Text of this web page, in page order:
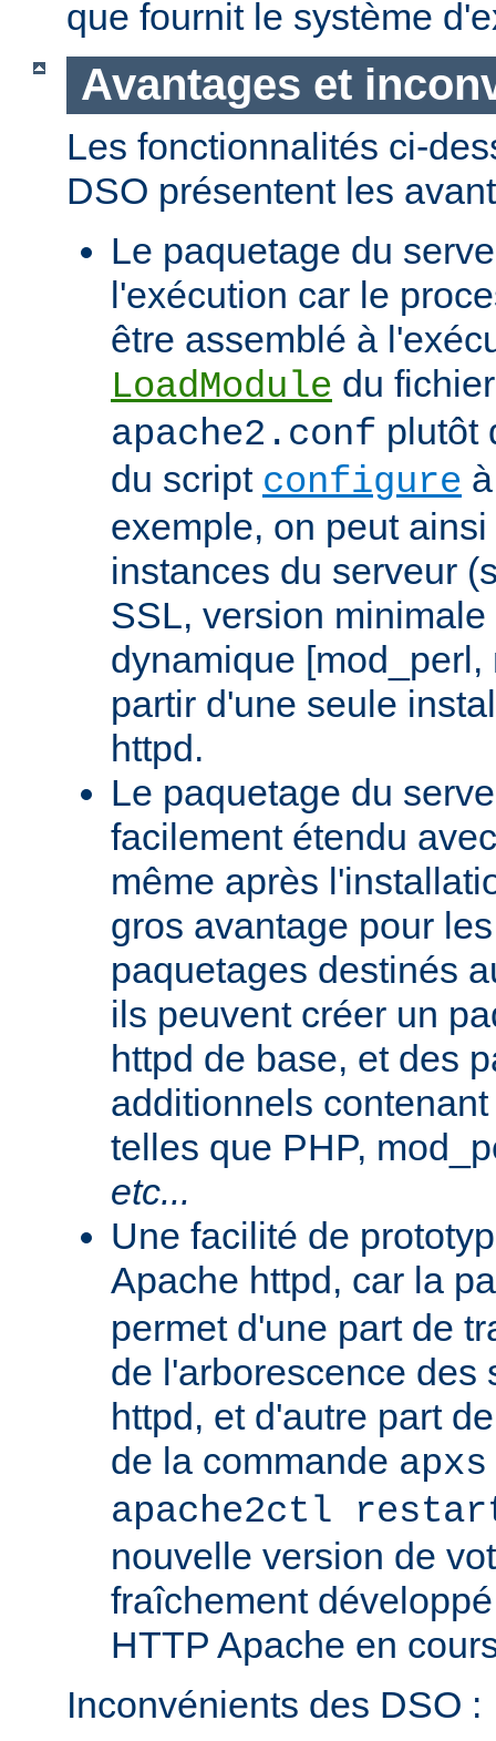
que fournit le système
Avantages et
Les fonctionnalités ci-
DSO présentent les
Le paquetage du
l'exécution car le
être assemblé à
LoadModule du
apache2.conf plutôt
du script configure
exemple, on peut
instances du serveur
SSL, version
dynamique
partir d'une seule
httpd.
Le paquetage du
facilement étendu
même après
gros avantage pour
paquetages destinés
ils peuvent créer un
httpd de base, et des
additionnels
telles que PHP,
etc...
Une facilité de
Apache httpd, car la
permet d'une part de
de l'arborescence des
httpd, et d'autre part
de la commande
apache2ctl
nouvelle version de
fraîchement
HTTP Apache en
Inconvénients des DSO :